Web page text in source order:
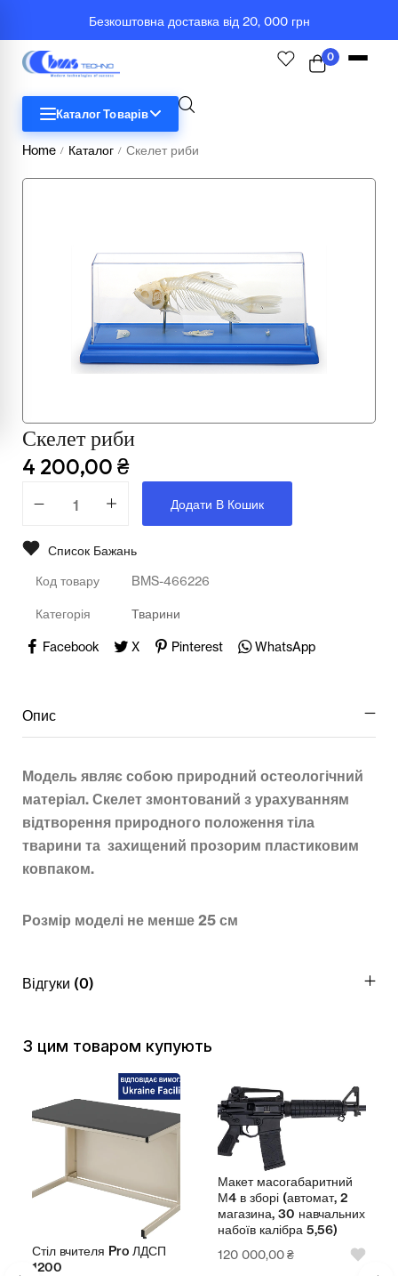
Безкоштовна доставка від 20, 000 грн
0
Каталог Товарів
Комп'ютерна техніка
Меблі
Медичні тренажери та манекени
Фізика
Всі товари
Підкатегорії відсутні.
Home / Каталог / Скелет риби
Скелет риби
4 200,00 ₴
Додати В Кошик
Список Бажань
Код товару BMS-466226
Категорія Тварини
Facebook X Pinterest WhatsApp
Опис
Модель являє собою природний остеологічний
матеріал. Скелет змонтований з урахуванням
відтворення природного положення тіла
тварини та захищений прозорим пластиковим
ковпаком.
Розмір моделі не менше 25 см
Відгуки (0)
З цим товаром купують
Стіл вчителя Pro ЛДСП
1200
Макет масогабаритний
М4 в зборі (автомат, 2
магазина, 30 навчальних
набоїв калібра 5,56)
120 000,00₴